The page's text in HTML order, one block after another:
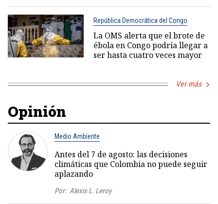
República Democrática del Congo
La OMS alerta que el brote de
ébola en Congo podría llegar a
ser hasta cuatro veces mayor
Ver más
Opinión
Medio Ambiente
Antes del 7 de agosto: las decisiones
climáticas que Colombia no puede seguir
aplazando
Por: Alexis L. Leroy